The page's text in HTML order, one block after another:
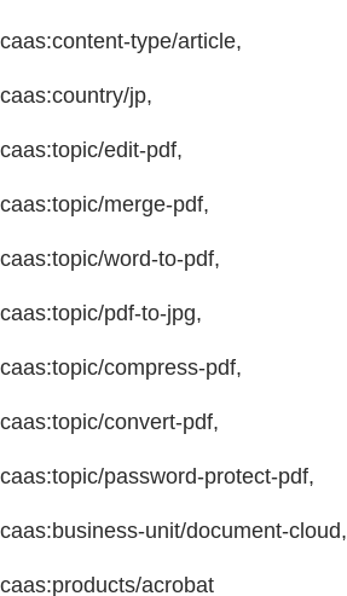
caas:content-type/article,
caas:country/jp,
caas:topic/edit-pdf,
caas:topic/merge-pdf,
caas:topic/word-to-pdf,
caas:topic/pdf-to-jpg,
caas:topic/compress-pdf,
caas:topic/convert-pdf,
caas:topic/password-protect-pdf,
caas:business-unit/document-cloud,
caas:products/acrobat